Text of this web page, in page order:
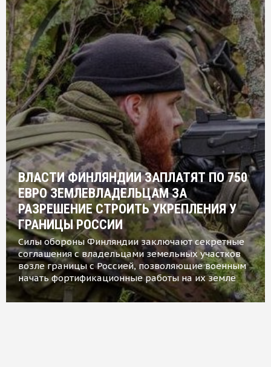
ВЛАСТИ ФИНЛЯНДИИ ЗАПЛАТЯТ ПО 750
ЕВРО ЗЕМЛЕВЛАДЕЛЬЦАМ ЗА
РАЗРЕШЕНИЕ СТРОИТЬ УКРЕПЛЕНИЯ У
ГРАНИЦЫ РОССИИ
Силы обороны Финляндии заключают секретные
соглашения с владельцами земельных участков
возле границы с Россией, позволяющие военным
начать фортификационные работы на их земле